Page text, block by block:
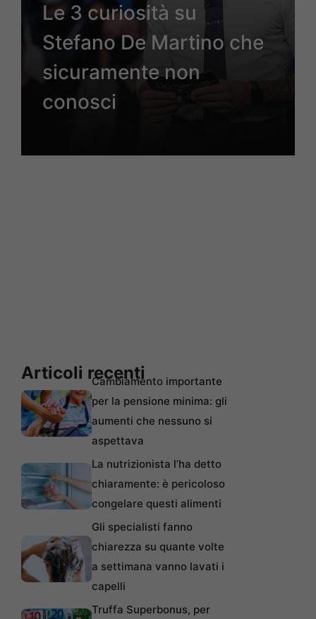
Le 3 curiosità su
Stefano De Martino che
sicuramente non
conosci
Articoli recentiCambiamento importante
per la pensione minima: gli
aumenti che nessuno si
aspettava
La nutrizionista l’ha detto
chiaramente: è pericoloso
congelare questi alimenti
Gli specialisti fanno
chiarezza su quante volte
a settimana vanno lavati i
capelli
Truffa Superbonus, per